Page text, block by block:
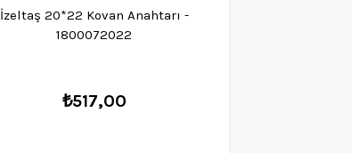
İzeltaş 20*22 Kovan Anahtarı -
1800072022
₺517,00